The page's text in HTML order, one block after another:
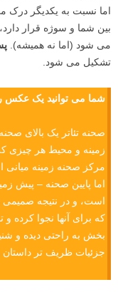
اما نسبت به یکدیگر درک
بین شما و سوژه قرار
می شود (اما نه همیشه).
تشکیل می شود.
شما می توانید یک عکس
صحنه تئاتر یک بالای
زمینه و محیط هر چیزی
مرکز صحنه زمینه
اما پایین صحنه – پیش
است، و در نتیجه صمیمی
که برای آنها نجوا کرده
بخش به راحتی دیده و
جزئیات ظریف تر داستان